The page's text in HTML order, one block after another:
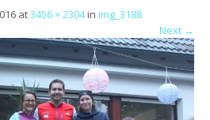
at3456 × 2304in img_3188
Next →